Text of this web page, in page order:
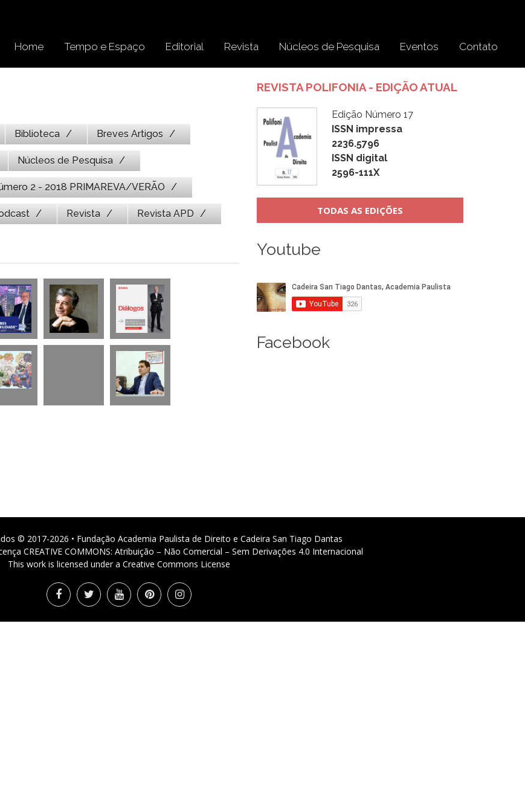
Home Tempo e Espaço Editorial Revista Núcleos de Pesquisa Eventos Contato
Biblioteca Breves Artigos
Núcleos de Pesquisa
2 - 2018 PRIMAREVA/VERÃO
Revista Revista APD
REVISTA POLIFONIA - EDIÇÃO ATUAL
Edição Número 17
ISSN impressa
2236.5796
ISSN digital
2596-111X
TODAS AS EDIÇÕES
Youtube
Facebook
© 2017-2026 • Fundação Academia Paulista de Direito e Cadeira San Tiago Dantas
CREATIVE COMMONS: Atribuição – Não Comercial – Sem Derivações 4.0 Internacional
This work is licensed under a Creative Commons License